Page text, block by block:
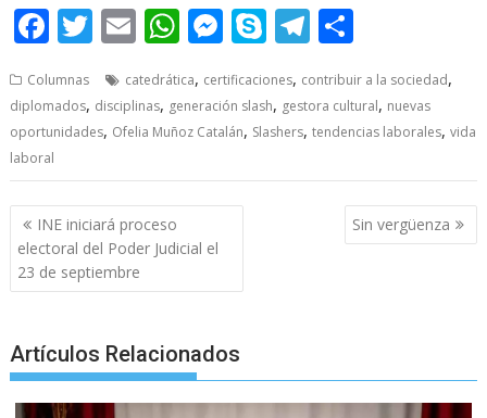
F
ac
e
b
o
o
k
T
w
itt
er
E
m
ai
l
W
h
at
s
p
p
M
e
ss
e
g
S
k
y
p
T
el
e
gr
ar
e
Columnas catedrática, certificaciones, contribuir a la sociedad,
diplomados, disciplinas, generación slash, gestora cultural, nuevas
oportunidades, Ofelia Muñoz Catalán, Slashers,tendencias laborales,vida
laboral
Post
navigation
INE iniciará proceso
electoral del Poder Judicial el
23 de septiembre
Sin vergüenza
Artículos Relacionados